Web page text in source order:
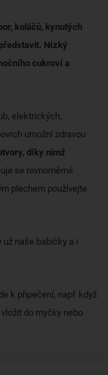
koláčů, kynutých
Nízký
cukroví a
elektrických,
umožní zdravou
díky nimž
se rovnoměrné
plechem používejte
naše babičky a i
k připečení, např. když
do myčky nebo